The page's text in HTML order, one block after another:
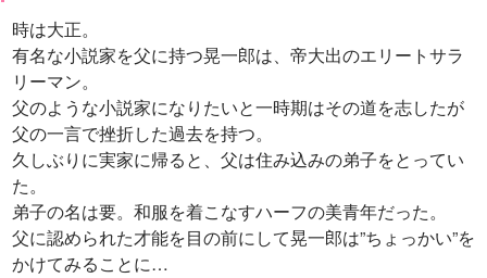
時は大正。
有名な小説家を父に持つ晃一郎は、帝大出のエリートサラ
リーマン。
父のような小説家になりたいと一時期はその道を志したが
父の一言で挫折した過去を持つ。
久しぶりに実家に帰ると、父は住み込みの弟子をとってい
た。
弟子の名は要。和服を着こなすハーフの美青年だった。
父に認められた才能を目の前にして晃一郎は”ちょっかい”を
かけてみることに…